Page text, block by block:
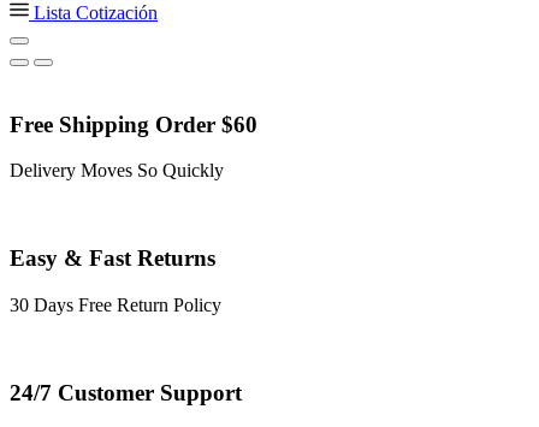
Lista Cotización
Free Shipping Order $60
Delivery Moves So Quickly
Easy & Fast Returns
30 Days Free Return Policy
24/7 Customer Support